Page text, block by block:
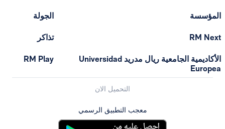
المؤسسة
RM Next
الأكاديمية الجامعية ريال مدريد Universidad
Europea
الجولة
تذاكر
RM Play
التحميل الان
معجب التطبيق الرسمي